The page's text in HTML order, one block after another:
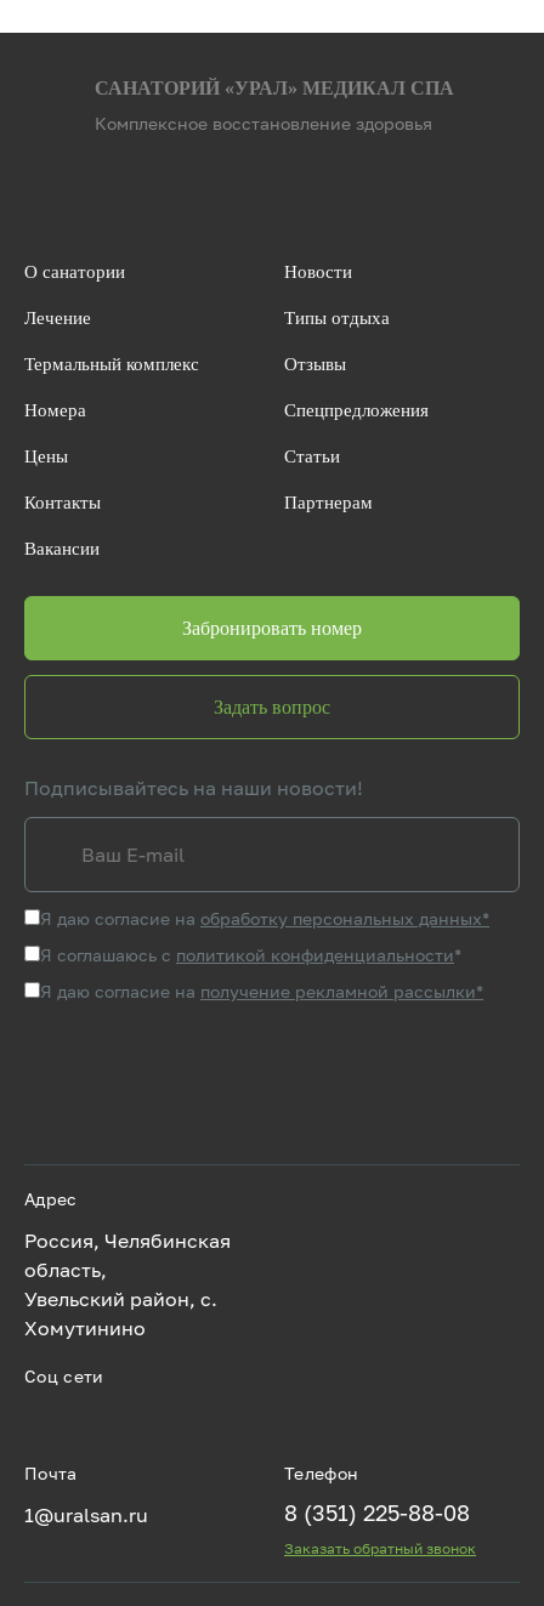
САНАТОРИЙ «УРАЛ» МЕДИКАЛ СПА
Комплексное восстановление здоровья
О санатории
Лечение
Термальный комплекс
Номера
Цены
Контакты
Вакансии
Новости
Типы отдыха
Отзывы
Спецпредложения
Статьи
Партнерам
Забронировать номер
Задать вопрос
Подписывайтесь на наши новости!
Я даю согласие на обработку персональных данных*
Я соглашаюсь с политикой конфиденциальности*
Я даю согласие на получение рекламной рассылки*
Адрес
Россия, Челябинская
область,
Увельский район, с.
Хомутинино
Соц сети
Почта
1@uralsan.ru
Телефон
8 (351) 225-88-08
Заказать обратный звонок